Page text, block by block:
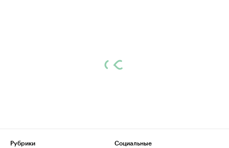
Рубрики
Социальные